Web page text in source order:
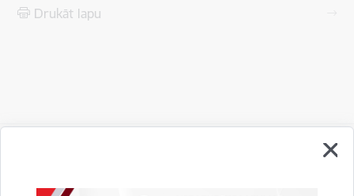
Drukāt lapu